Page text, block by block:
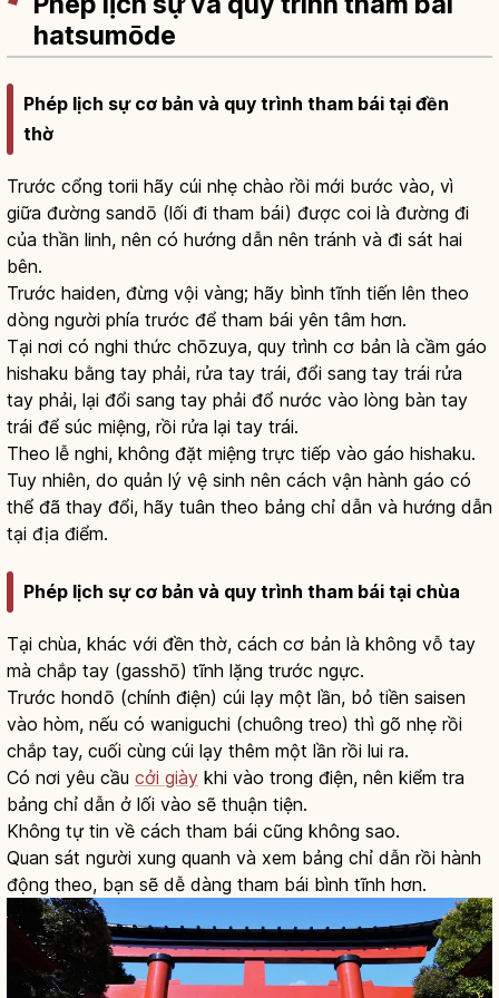
hatsumōde
Phép lịch sự cơ bản và quy trình tham bái tại đền
thờ
Trước cổng torii hãy cúi nhẹ chào rồi mới bước vào, vì
giữa đường sandō (lối đi tham bái) được coi là đường đi
của thần linh, nên có hướng dẫn nên tránh và đi sát hai
bên.
Trước haiden, đừng vội vàng; hãy bình tĩnh tiến lên theo
dòng người phía trước để tham bái yên tâm hơn.
Tại nơi có nghi thức chōzuya, quy trình cơ bản là cầm gáo
hishaku bằng tay phải, rửa tay trái, đổi sang tay trái rửa
tay phải, lại đổi sang tay phải đổ nước vào lòng bàn tay
trái để súc miệng, rồi rửa lại tay trái.
Theo lễ nghi, không đặt miệng trực tiếp vào gáo hishaku.
Tuy nhiên, do quản lý vệ sinh nên cách vận hành gáo có
thể đã thay đổi, hãy tuân theo bảng chỉ dẫn và hướng dẫn
tại địa điểm.
Phép lịch sự cơ bản và quy trình tham bái tại chùa
Tại chùa, khác với đền thờ, cách cơ bản là không vỗ tay
mà chắp tay (gasshō) tĩnh lặng trước ngực.
Trước hondō (chính điện) cúi lạy một lần, bỏ tiền saisen
vào hòm, nếu có waniguchi (chuông treo) thì gõ nhẹ rồi
chắp tay, cuối cùng cúi lạy thêm một lần rồi lui ra.
Có nơi yêu cầu cởi giày khi vào trong điện, nên kiểm tra
bảng chỉ dẫn ở lối vào sẽ thuận tiện.
Không tự tin về cách tham bái cũng không sao.
Quan sát người xung quanh và xem bảng chỉ dẫn rồi hành
động theo, bạn sẽ dễ dàng tham bái bình tĩnh hơn.